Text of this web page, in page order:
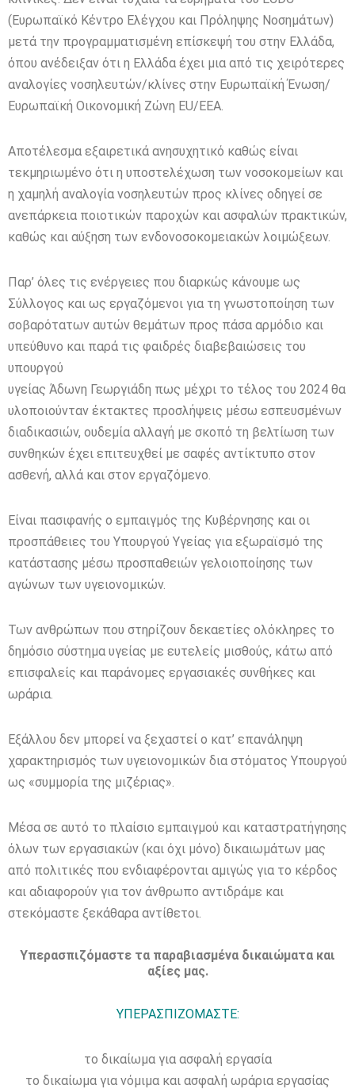
(Ευρωπαϊκό Κέντρο Ελέγχου και Πρόληψης Νοσημάτων)
μετά την προγραμματισμένη επίσκεψή του στην Ελλάδα,
όπου ανέδειξαν ότι η Ελλάδα έχει μια από τις χειρότερες
αναλογίες νοσηλευτών/κλίνες στην Ευρωπαϊκή Ένωση/
Ευρωπαϊκή Οικονομική Ζώνη EU/EEA.
Αποτέλεσμα εξαιρετικά ανησυχητικό καθώς είναι
τεκμηριωμένο ότι η υποστελέχωση των νοσοκομείων και
η χαμηλή αναλογία νοσηλευτών προς κλίνες οδηγεί σε
ανεπάρκεια ποιοτικών παροχών και ασφαλών πρακτικών,
καθώς και αύξηση των ενδονοσοκομειακών λοιμώξεων.
Παρ’ όλες τις ενέργειες που διαρκώς κάνουμε ως
Σύλλογος και ως εργαζόμενοι για τη γνωστοποίηση των
σοβαρότατων αυτών θεμάτων προς πάσα αρμόδιο και
υπεύθυνο και παρά τις φαιδρές διαβεβαιώσεις του
υπουργού
υγείας Άδωνη Γεωργιάδη πως μέχρι το τέλος του 2024 θα
υλοποιούνταν έκτακτες προσλήψεις μέσω εσπευσμένων
διαδικασιών, ουδεμία αλλαγή με σκοπό τη βελτίωση των
συνθηκών έχει επιτευχθεί με σαφές αντίκτυπο στον
ασθενή, αλλά και στον εργαζόμενο.
Είναι πασιφανής ο εμπαιγμός της Κυβέρνησης και οι
προσπάθειες του Υπουργού Υγείας για εξωραϊσμό της
κατάστασης μέσω προσπαθειών γελοιοποίησης των
αγώνων των υγειονομικών.
Των ανθρώπων που στηρίζουν δεκαετίες ολόκληρες το
δημόσιο σύστημα υγείας με ευτελείς μισθούς, κάτω από
επισφαλείς και παράνομες εργασιακές συνθήκες και
ωράρια.
Εξάλλου δεν μπορεί να ξεχαστεί ο κατ’ επανάληψη
χαρακτηρισμός των υγειονομικών δια στόματος Υπουργού
ως «συμμορία της μιζέριας».
Μέσα σε αυτό το πλαίσιο εμπαιγμού και καταστρατήγησης
όλων των εργασιακών (και όχι μόνο) δικαιωμάτων μας
από πολιτικές που ενδιαφέρονται αμιγώς για το κέρδος
και αδιαφορούν για τον άνθρωπο αντιδράμε και
στεκόμαστε ξεκάθαρα αντίθετοι.
Υπερασπιζόμαστε τα παραβιασμένα δικαιώματα και
αξίες μας.
ΥΠΕΡΑΣΠΙΖΟΜΑΣΤΕ:
το δικαίωμα για ασφαλή εργασία
το δικαίωμα για νόμιμα και ασφαλή ωράρια εργασίας